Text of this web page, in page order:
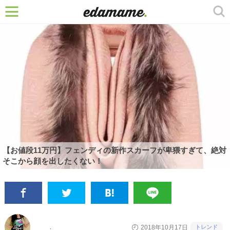
【お値段11万円】フェンディの新作スカーフが卑猥すぎて、絶対
そこから顔を出したくない！
2018年10月17日 トレンド